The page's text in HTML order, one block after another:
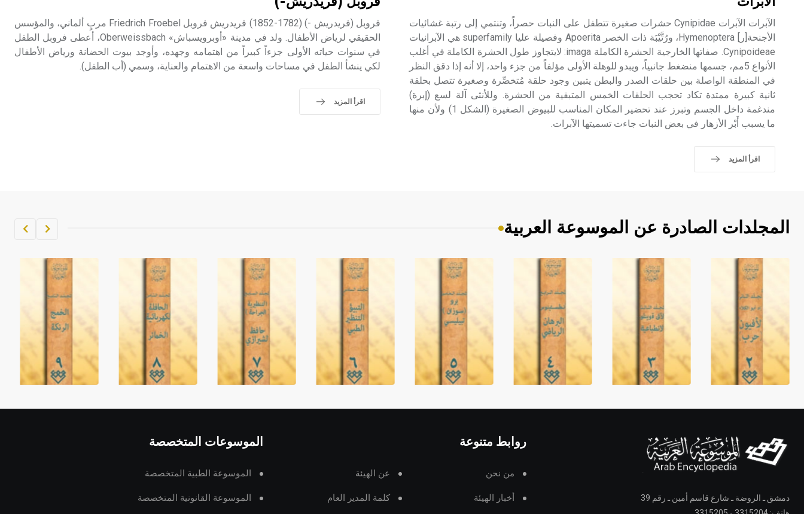
الإنكليزية أب
- هل تعلم أن أبجر Abgar اسم معروف
الآبرات الآبرات Cynipidae حشرات صغيرة تتطفل على النبات حصراً، وتنتمي إلى رتبة غشائيات
الأجنحة[ر] Hymenoptera، ورُتَّيْبَة ذات الخصر Apoerita وفصيلة عليا superfamily هي الآبرانيات
Cynipoideae. صفاتها الخارجية الحشرة الكاملة imaga: لايتجاوز طول الحشرة الكاملة في أغلب
الأنواع 5مم، جسمها منضغط جانبياً، ويبدو للوهلة الأولى مؤلفاً من جزء واحد، إلا أنه إذا دقق النظر
في المنطقة الواصلة بين حلقات الصدر والبطن يتبين وجود حلقة مُتخصِّرة وصغيرة تتصل بحلقة
ثانية كبيرة ممتدة تكاد تحجب الحلقات الخمس المتبقية من الحشرة. وللأنثى آلة لسع (إبرة)
مندغمة داخل الجسم وتبرز عند تحضير المكان المناسب للبيوض الصغيرة (الشكل 1) ولأن منها
ما يسبب أَبْر الأزهار في بعض النبات جاءت تسميتها الآبرات.
اقرأ المزيد
فروبل (فريدريش -) (1782-1852) فريدريش فروبل Friedrich Froebel مربٍ ألماني، والمؤسس
الحقيقي لرياض الأطفال. ولد في مدينة «أوبرويسباش» Oberweissbach، أعطى فروبل الطفل
في سنوات حياته الأولى جزءاً كبيراً من اهتمامه وجهده، وأوجد بيوت الحضانة ورياض الأطفال
لكي ينشأ الطفل في مساحات واسعة من الاهتمام والعناية، وسمي (أب الطفل).
اقرأ المزيد
المجلدات الصادرة عن الموسوعة العربية
دمشق ـ الروضة ـ شارع قاسم أمين ـ رقم 39
روابط متنوعة
من نحن عن الهيئة
أخبار الهيئة كلمة المدير العام
الموسوعات المتخصصة
الموسوعة الطبية المتخصصة
الموسوعة القانونية المتخصصة